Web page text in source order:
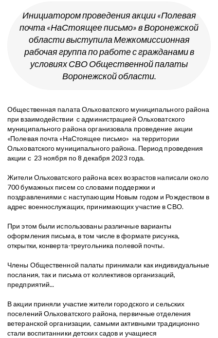
Инициатором проведения акции «Полевая
почта «НаСтоящее письмо» в Воронежской
области выступила Межкомиссионная
рабочая группа по работе с гражданами в
условиях СВО Общественной палаты
Воронежской области.
Общественная палата Ольховатского муниципального района
при взаимодействии с администрацией Ольховатского
муниципального района организовала проведение акции
«Полевая почта «НаСтоящее письмо» на территории
Ольховатского муниципального района. Период проведения
акции с 23 ноября по 8 декабря 2023 года.
Жители Ольховатского района всех возрастов написали около
700 бумажных писем со словами поддержки и
поздравлениями с наступающим Новым годом и Рождеством в
адрес военнослужащих, принимающих участие в СВО.
При этом были использованы различные варианты
оформления письма, в том числе в формате рисунка,
открытки, конверта-треугольника полевой почты.
Члены Общественной палаты принимали как индивидуальные
послания, так и письма от коллективов организаций,
предприятий...
В акции приняли участие жители городского и сельских
поселений Ольховатского района, первичные отделения
ветеранской организации, самыми активными традиционно
стали воспитанники детских садов и учащиеся